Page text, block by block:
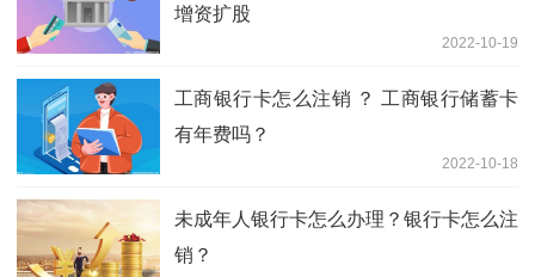
增资扩股
2022-10-19
工商银行卡怎么注销 ？ 工商银行储蓄卡
有年费吗？
2022-10-18
未成年人银行卡怎么办理？银行卡怎么注
销？